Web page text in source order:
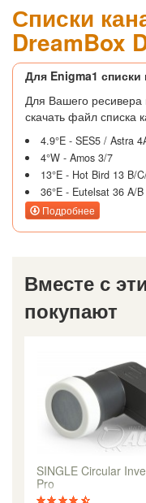
Списки
DreamBox
Для Enigma1 списки
Для Вашего ресивера
скачать файл списка
4.9°E - SES5 / Astra
4°W - Amos 3/7
13°E - Hot Bird 13 B/
36°E - Eutelsat 36 A/B
Подробнее
Вместе с
покупают
SINGLE Circular
Pro